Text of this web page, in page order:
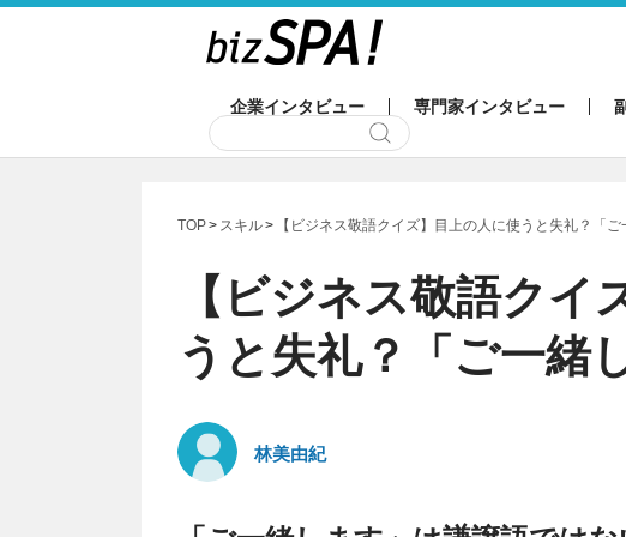
企業インタビュー 専門家インタビュー
TOP スキル 【ビジネス敬語クイズ】目上の人に使うと失礼？「ご
【ビジネス敬語クイ
うと失礼？「ご一緒
林美由紀